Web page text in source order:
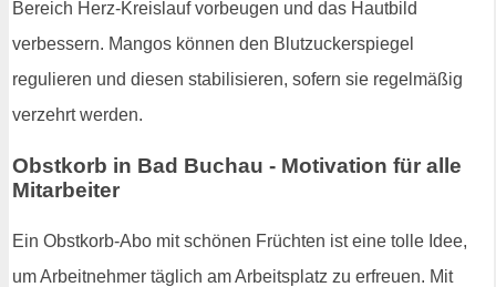
Bereich Herz-Kreislauf vorbeugen und das Hautbild
verbessern. Mangos können den Blutzuckerspiegel
regulieren und diesen stabilisieren, sofern sie regelmäßig
verzehrt werden.
Obstkorb in Bad Buchau - Motivation für alle
Mitarbeiter
Ein Obstkorb-Abo mit schönen Früchten ist eine tolle Idee,
um Arbeitnehmer täglich am Arbeitsplatz zu erfreuen. Mit